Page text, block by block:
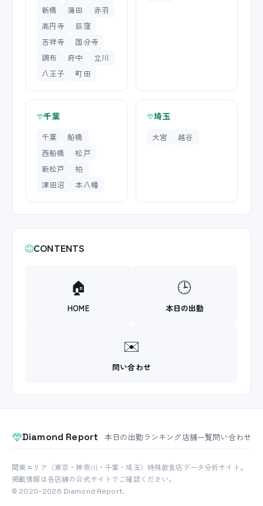
新橋
蒲田
赤羽
高円寺
荻窪
吉祥寺
国分寺
調布
府中
立川
八王子
町田
千葉
千葉
船橋
西船橋
松戸
新松戸
柏
津田沼
本八幡
埼玉
大宮 越谷
CONTENTS
🏠
HOME
🕒
本日の出勤
✉️
問い合わせ
Diamond Report 本日の出勤ランキング店舗一覧問い合わせ
関東エリア（東京・神奈川・千葉・埼玉）特殊飲食店データ分析サイト。
掲載情報は各店舗の公式サイトでご確認ください。
© 2020–2026 Diamond Report.